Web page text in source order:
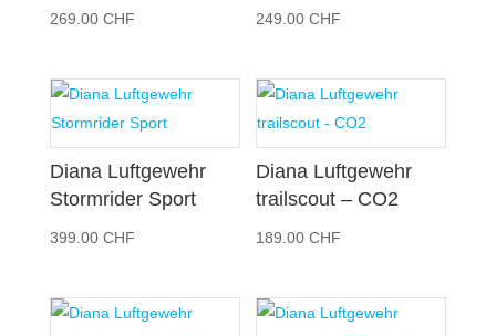
269.00 CHF 249.00CHF
Diana Luftgewehr
Stormrider Sport
399.00 CHF
Diana Luftgewehr
trailscout – CO2
189.00CHF